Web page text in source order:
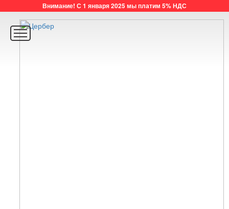
Внимание! С 1 января 2025 мы платим 5% НДС